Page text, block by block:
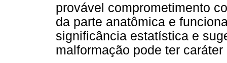
provável comprometimento
da parte anatômica e
significância estatística e
malformação pode ter